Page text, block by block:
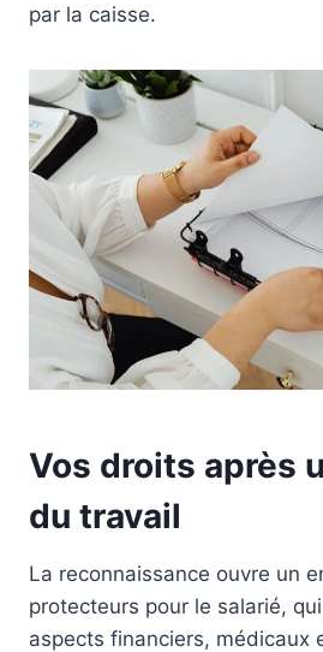
par la caisse.
Vos droits après
du travail
La reconnaissance ouvre un
protecteurs pour le salarié,
aspects financiers, médicaux